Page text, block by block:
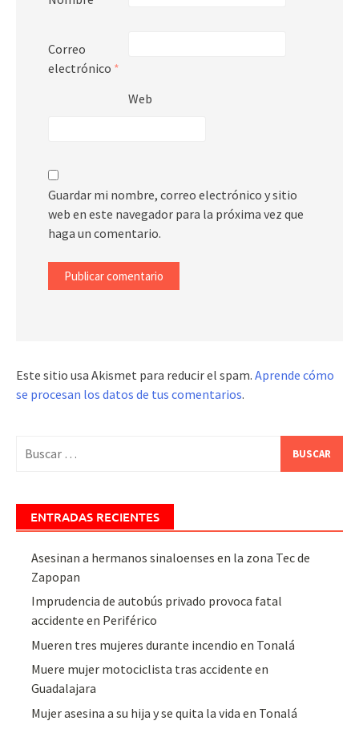
Correo
electrónico *
Web
Guardar mi nombre, correo electrónico y sitio
web en este navegador para la próxima vez que
haga un comentario.
Este sitio usa Akismet para reducir el spam. Aprende cómo
se procesan los datos de tus comentarios.
ENTRADAS RECIENTES
Asesinan a hermanos sinaloenses en la zona Tec de
Zapopan
Imprudencia de autobús privado provoca fatal
accidente en Periférico
Mueren tres mujeres durante incendio en Tonalá
Muere mujer motociclista tras accidente en
Guadalajara
Mujer asesina a su hija y se quita la vida en Tonalá